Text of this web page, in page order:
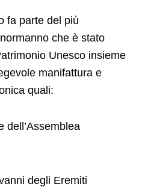
fa parte del più
che è stato
Unesco insieme
manifattura e
quali:
dell’Assemblea
degli Eremiti